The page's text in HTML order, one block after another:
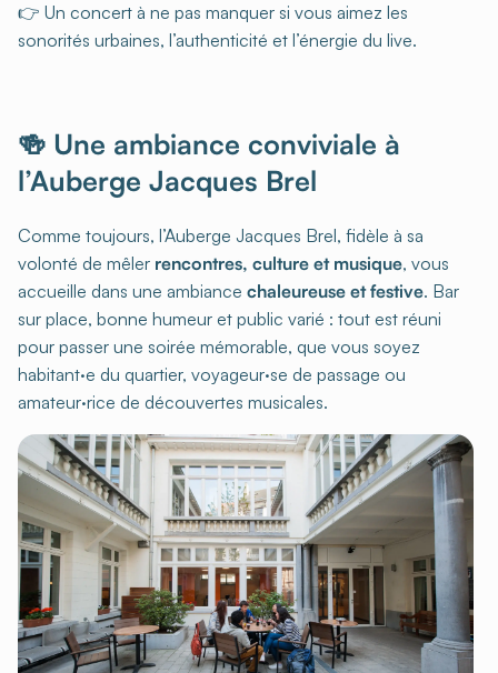
👉 Un concert à ne pas manquer si vous aimez les
sonorités urbaines, l’authenticité et l’énergie du live.
🍻 Une ambiance conviviale à
l’Auberge Jacques Brel
Comme toujours, l’Auberge Jacques Brel, fidèle à sa
volonté de mêler rencontres, culture et musique, vous
accueille dans une ambiance chaleureuse et festive. Bar
sur place, bonne humeur et public varié : tout est réuni
pour passer une soirée mémorable, que vous soyez
habitant·e du quartier, voyageur·se de passage ou
amateur·rice de découvertes musicales.